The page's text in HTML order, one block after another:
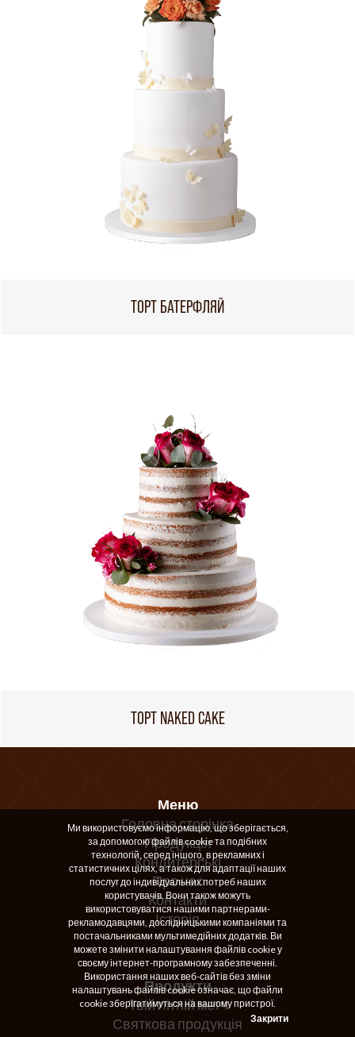
ТОРТ БАТЕРФЛЯЙ
ТОРТ NAKED CAKE
Меню
Головна сторінка
Продукція
Кондитерські
Про нас
Контакти
Історія
Продукти
Твій літній метч
Святкова продукція
Ми використовуємо інформацію, що зберігається,
за допомогою файлів cookie та подібних
технологій, серед іншого, в рекламних і
статистичних цілях, а також для адаптації наших
послуг до індивідуальних потреб наших
користувачів. Вони також можуть
використовуватися нашими партнерами-
рекламодавцями, дослідницькими компаніями та
постачальниками мультимедійних додатків. Ви
можете змінити налаштування файлів cookie у
своєму інтернет-програмному забезпеченні.
Використання наших веб-сайтів без зміни
налаштувань файлів cookie означає, що файли
cookie зберігатимуться на вашому пристрої.
Закрити